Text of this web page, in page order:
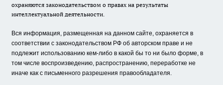
охраняются законодательством о правах на результаты
интеллектуальной деятельности.
Вся информация, размещенная на данном сайте, охраняется в
соответствии с законодательством РФ об авторском праве и не
подлежит использованию кем-либо в какой бы то ни было форме, в
том числе воспроизведению, распространению, переработке не
иначе как с письменного разрешения правообладателя.